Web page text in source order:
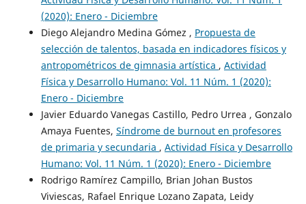
(2020): Enero - Diciembre
Diego Alejandro Medina Gómez , Propuesta de
selección de talentos, basada en indicadores físicos y
antropométricos de gimnasia artística , Actividad
Física y Desarrollo Humano: Vol. 11 Núm. 1 (2020):
Enero - Diciembre
Javier Eduardo Vanegas Castillo, Pedro Urrea , Gonzalo
Amaya Fuentes, Síndrome de burnout en profesores
de primaria y secundaria , Actividad Física y Desarrollo
Humano: Vol. 11 Núm. 1 (2020): Enero - Diciembre
Rodrigo Ramírez Campillo, Brian Johan Bustos
Viviescas, Rafael Enrique Lozano Zapata, Leidy